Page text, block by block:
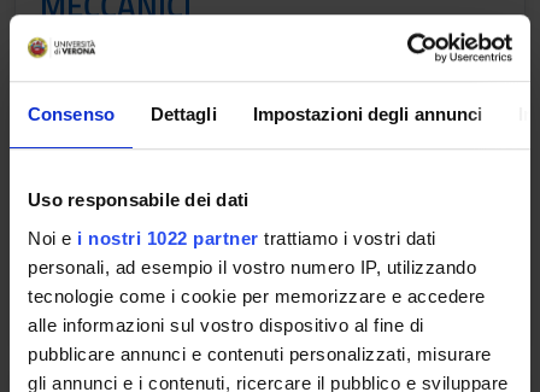
Consenso Dettagli Impostazioni degli annunci
Uso responsabile dei dati
Noi e i nostri 1022 partner trattiamo i vostri dati
personali, ad esempio il vostro numero IP, utilizzando
tecnologie come i cookie per memorizzare e accedere
alle informazioni sul vostro dispositivo al fine di
pubblicare annunci e contenuti personalizzati, misurare
gli annunci e i contenuti, ricercare il pubblico e sviluppare
Crediti
3
Docenti
Giambattista Manganello
Orario Lezioni